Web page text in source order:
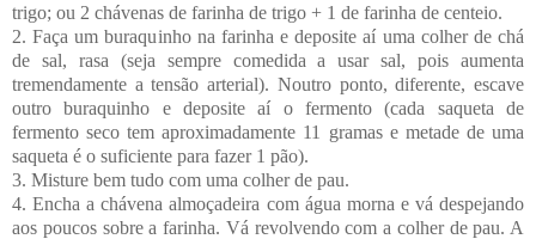
trigo; ou 2 chávenas de farinha de trigo + 1 de farinha de centeio.
2. Faça um buraquinho na farinha e deposite aí uma colher de chá
de sal, rasa (seja sempre comedida a usar sal, pois aumenta
tremendamente a tensão arterial). Noutro ponto, diferente, escave
outro buraquinho e deposite aí o fermento (cada saqueta de
fermento seco tem aproximadamente 11 gramas e metade de uma
saqueta é o suficiente para fazer 1 pão).
3. Misture bem tudo com uma colher de pau.
4. Encha a chávena almoçadeira com água morna e vá despejando
aos poucos sobre a farinha. Vá revolvendo com a colher de pau. A